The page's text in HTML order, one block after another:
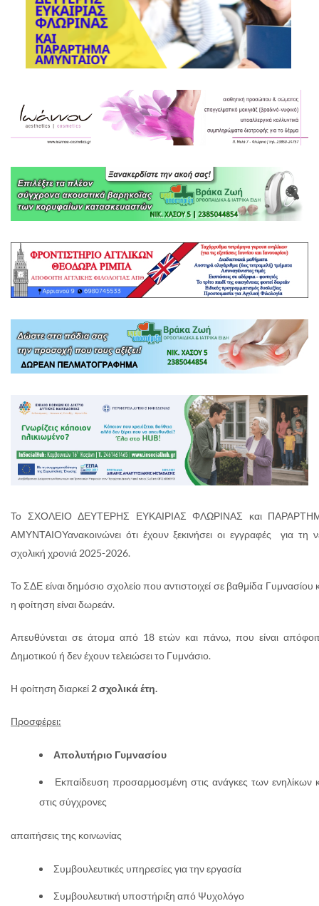
Το ΣΧΟΛΕΙΟ ΔΕΥΤΕΡΗΣ ΕΥΚΑΙΡΙΑΣ ΦΛΩΡΙΝΑΣ και
ΑΜΥΝΤΑΙΟΥανακοινώνει ότι έχουν ξεκινήσει οι εγγραφές για τη
σχολική χρονιά 2025-2026.
Το ΣΔΕ είναι δημόσιο σχολείο που αντιστοιχεί σε βαθμίδα Γυμνασίου
η φοίτηση είναι δωρεάν.
Απευθύνεται σε άτομα από 18 ετών και πάνω, που είναι
Δημοτικού ή δεν έχουν τελειώσει το Γυμνάσιο.
Η φοίτηση διαρκεί 2 σχολικά έτη.
Προσφέρει:
Απολυτήριο Γυμνασίου
Εκπαίδευση προσαρμοσμένη στις ανάγκες των ενηλίκων
στις σύγχρονες
απαιτήσεις της κοινωνίας
Συμβουλευτικές υπηρεσίες για την εργασία
Συμβουλευτική υποστήριξη από Ψυχολόγο